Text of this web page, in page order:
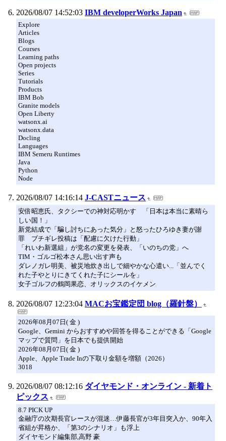
2026/08/07 14:52:03 IBM developerWorks Japan
Explore
Articles
Blogs
Courses
Learning paths
Open projects
Series
Tutorials
Products
IBM Bob
Granite models
Open Liberty
watsonx.ai
watsonx.data
Docling
Languages
IBM Semeru Runtimes
Java
Python
Node
2026/08/07 14:16:14 J-CASTニュース
安倍昭恵氏、タクシーでの神対応明かす 「日本は本当に素晴ら
しい国！」
新党結成で「騙し討ちにあった気分」と怒ったひろゆき妻が謝
罪 ブチギレ投稿は「配慮に欠けた行動」
「れいわ新選組」が党名の変更を発表、「いのちの党」へ
TIM・ゴルゴ松本さん思い出す声も
ダレノガレ明美、被災地炊き出しで細やかな心遣い...「並んでく
れた子やとりにきてくれた子にシールを」
女子ゴルフの鶴岡果恋、オリックスのイケメン
2026/08/07 12:23:04 MACお宝鑑定団 blog（羅針盤）
2026年08月07日( 金 )
Google、Gemini からおすすめや回答を得ることができる「Google
マップで質問」を日本でも提供開始
2026年08月07日( 金 )
Apple、Apple Trade Inの下取り金額を増額（2026）
3018
2026/08/07 08:12:16 ダイヤモンド・オンライン - 新着ト
ピックス
8.7 PICK UP
金融庁の次期長官レースが混迷…伊藤長官が3年目突入か、90年入
省組が昇格か、「第3のシナリオ」も浮上
ダイヤモンド編集部,高野 豪